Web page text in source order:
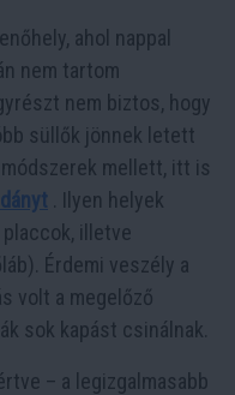
ahol nappal
nem tartom
nem biztos, hogy
süllők jönnek letett
mellett, itt is
. Ilyen helyek
illetve
Érdemi veszély a
volt a megelőző
sok kapást csinálnak.
– a legizgalmasabb